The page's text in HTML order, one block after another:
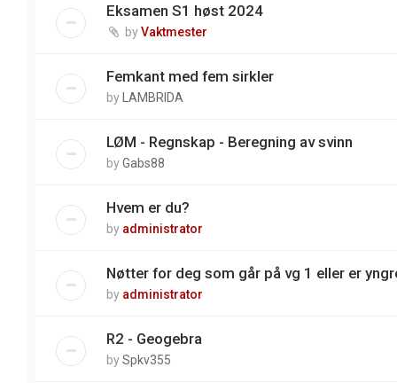
Eksamen S1 høst 2024
byVaktmester
Femkant med fem sirkler
by LAMBRIDA
LØM - Regnskap - Beregning av svinn
byGabs88
Hvem er du?
by administrator
Nøtter for deg som går på vg 1 eller er
by administrator
R2 - Geogebra
bySpkv355